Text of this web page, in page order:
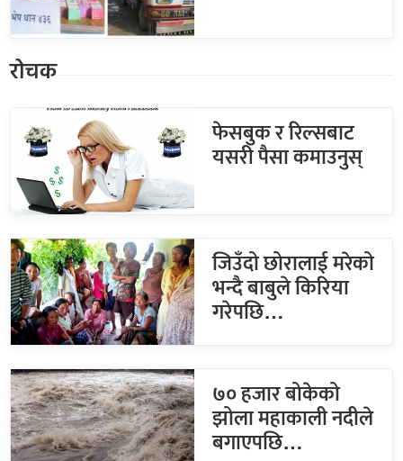
रोचक
फेसबुक र रिल्सबाट
यसरी पैसा कमाउनुस्
जिउँदो छोरालाई मरेको
भन्दै बाबुले किरिया
गरेपछि…
७० हजार बोकेको
झोला महाकाली नदीले
बगाएपछि…